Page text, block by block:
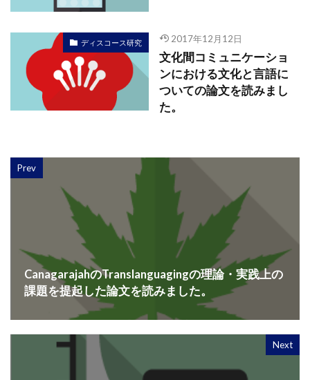
ディスコース研究 2017年12月12日
文化間コミュニケーショ
ンにおける文化と言語に
ついての論文を読みまし
た。
Prev
CanagarajahのTranslanguagingの理論・実践上の
課題を提起した論文を読みました。
Next